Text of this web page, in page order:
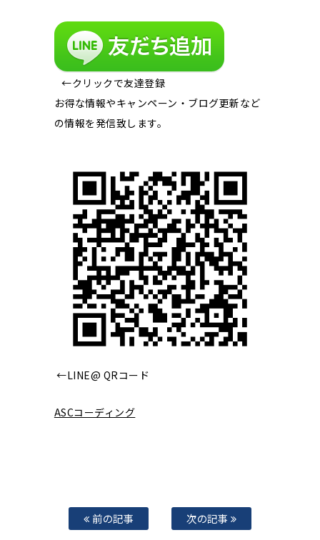
←クリックで友達登録
お得な情報やキャンペーン・ブログ更新など
の情報を発信致します。
←LINE@ QRコード
ASCコーディング
前の記事 次の記事